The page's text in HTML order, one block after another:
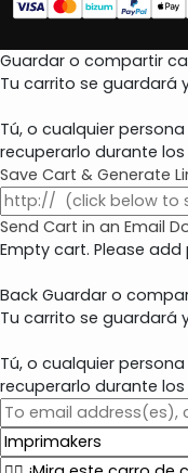
Guardar o compartir
Tu carrito se guardará
Tú, o cualquier
recuperarlo durante
Save Cart & Generate
Send Cart in an Email
Empty cart. Please
Back Guardar o
Tu carrito se guardará
Tú, o cualquier
recuperarlo durante